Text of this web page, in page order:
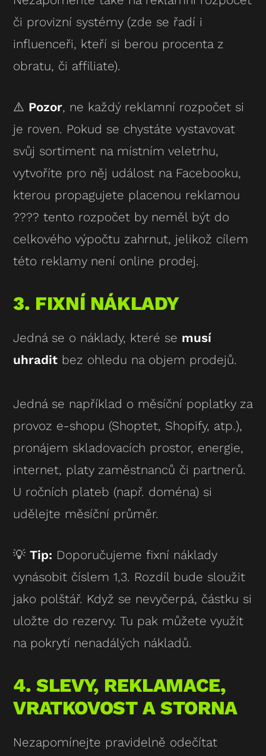
či provizní systémy (zde se řadí i
influenceři, kteří si berou procenta z
obratu, či affiliate).
⚠️ Pozor, ne každý reklamní rozpočet si
je roven. Pokud se chystáte vystavovat
svůj sortiment na místním veletrhu,
vytvoříte pro něj událost na Facebooku,
kterou propagujete placenou reklamou
???? tento rozpočet by neměl být do
celkového výpočtu zahrnut, jelikož cílem
této reklamy není online prodej.
3. FIXNÍ NÁKLADY
Jedná se o náklady, které se musí
uhradit bez ohledu na objem prodejů.
Jedná se například o měsíční poplatky za
provoz e-shopu (Shoptet, Shopify, atp.),
pronájem skladovacích prostor, energie,
internet, platy zaměstnanců či partnerů.
U ročních plateb (např. doména) si
udělejte měsíční průměr.
💡Tip: Doporučujeme fixní náklady
vynásobit číslem 1,3. Rozdíl bude sloužit
jako polštář. Když se nevyčerpá, částku si
uložte do rezervy. Tu pak můžete využít
na pokrytí nenadálých nákladů.
4. SLEVY, REKLAMACE,
VRATKOVOST A STORNA
Nezapomínejte pravidelně odečítat